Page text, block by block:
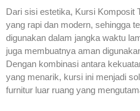
Dari sisi estetika, Kursi Komposit
yang rapi dan modern, sehingga
digunakan dalam jangka waktu
juga membuatnya aman
Dengan kombinasi antara
yang menarik, kursi ini menjadi
furnitur luar ruang yang